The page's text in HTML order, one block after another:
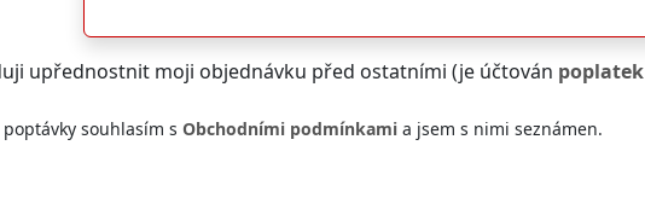
upřednostnit moji objednávku před ostatními (je účtován poplatek
souhlasím s Obchodními podmínkami a jsem s nimi seznámen.